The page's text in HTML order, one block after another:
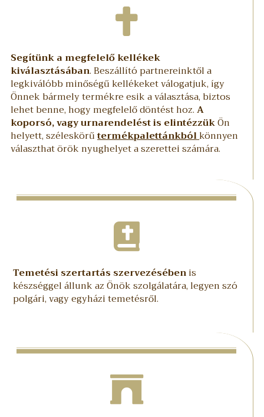
Segítünk a megfelelő kellékek
kiválasztásában. Beszállító partnereinktől a
legkiválóbb minőségű kellékeket válogatjuk, így
Önnek bármely termékre esik a választása, biztos
lehet benne, hogy megfelelő döntést hoz.A
koporsó, vagy urnarendelést is elintézzükÖn
helyett, széleskörűtermékpalettánkbólkönnyen
választhat örök nyughelyet a szerettei számára.
Temetési szertartás szervezésébenis
készséggel állunk az Önök szolgálatára, legyen szó
polgári, vagy egyházi temetésről.